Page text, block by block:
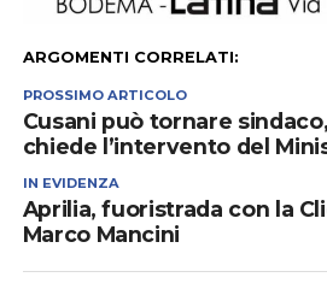
ARGOMENTI CORRELATI:
PROSSIMO ARTICOLO
Cusani può tornare
chiede l’intervento del
IN EVIDENZA
Aprilia, fuoristrada con la
Marco Mancini